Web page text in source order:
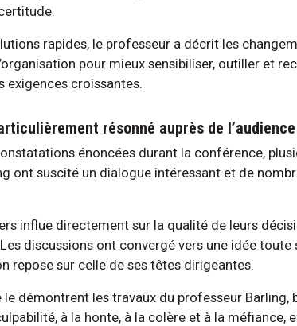
rapides, le professeur a décrit les
pour mieux sensibiliser, outiller et
exigences croissantes.
résonné auprès de l’audience
énoncées durant la conférence,
ont suscité un dialogue intéressant et de
influe directement sur la qualité de leurs
discussions ont convergé vers une idée toute
repose sur celle de ses têtes dirigeantes.
démontrent les travaux du professeur Barling,
à la honte, à la colère et à la méfiance,